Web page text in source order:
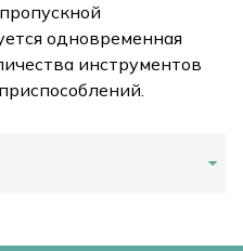
одновременная
инструментов